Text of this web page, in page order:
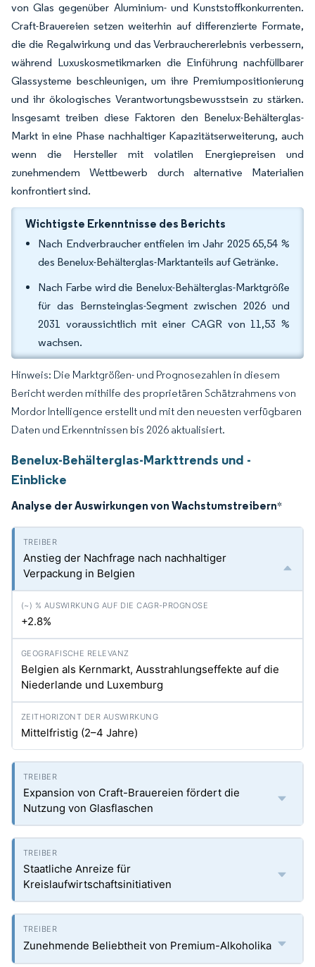
von Glas gegenüber Aluminium- und Kunststoffkonkurrenten.
Craft-Brauereien setzen weiterhin auf differenzierte Formate,
die die Regalwirkung und das Verbrauchererlebnis verbessern,
während Luxuskosmetikmarken die Einführung nachfüllbarer
Glassysteme beschleunigen, um ihre Premiumpositionierung
und ihr ökologisches Verantwortungsbewusstsein zu stärken.
Insgesamt treiben diese Faktoren den Benelux-Behälterglas-
Markt in eine Phase nachhaltiger Kapazitätserweiterung, auch
wenn die Hersteller mit volatilen Energiepreisen und
zunehmendem Wettbewerb durch alternative Materialien
konfrontiert sind.
Wichtigste Erkenntnisse des Berichts
Nach Endverbraucher entfielen im Jahr 2025 65,54 %
des Benelux-Behälterglas-Marktanteils auf Getränke.
Nach Farbe wird die Benelux-Behälterglas-Marktgröße
für das Bernsteinglas-Segment zwischen 2026 und
2031 voraussichtlich mit einer CAGR von 11,53 %
wachsen.
Hinweis: Die Marktgrößen- und Prognosezahlen in diesem
Bericht werden mithilfe des proprietären Schätzrahmens von
Mordor Intelligence erstellt und mit den neuesten verfügbaren
Daten und Erkenntnissen bis 2026 aktualisiert.
Benelux-Behälterglas-Markttrends und -
Einblicke
Analyse der Auswirkungen von Wachstumstreibern*
Anstieg der Nachfrage nach nachhaltiger
Verpackung in Belgien
+2.8%
Belgien als Kernmarkt, Ausstrahlungseffekte auf die
Niederlande und Luxemburg
Mittelfristig (2–4 Jahre)
Expansion von Craft-Brauereien fördert die
Nutzung von Glasflaschen
Staatliche Anreize für
Kreislaufwirtschaftsinitiativen
Zunehmende Beliebtheit von Premium-Alkoholika